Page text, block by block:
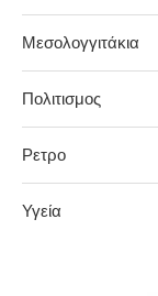
Μεσολογγιτάκια
Πολιτισμος
Ρετρο
Υγεία